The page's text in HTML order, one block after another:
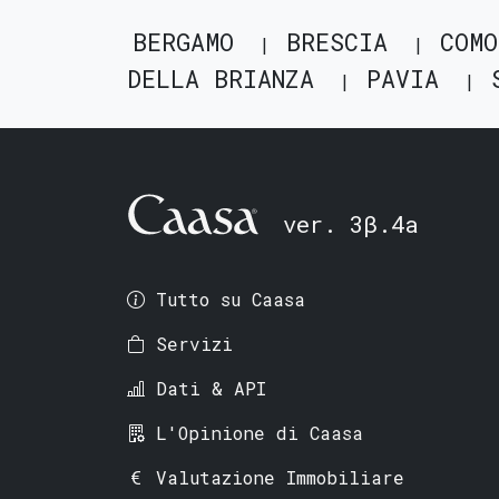
BERGAMO BRESCIA
COMO
DELLA BRIANZA
PAVIA
ver. 3β.4a
Tutto su Caasa
Servizi
Dati & API
L'Opinione di Caasa
Valutazione Immobiliare